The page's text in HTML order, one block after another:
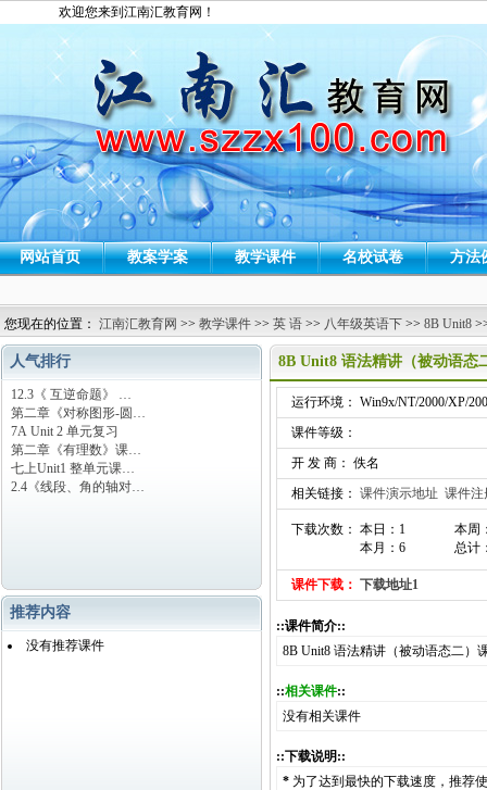
欢迎您来到江南汇教育网！
网站首页 教案学案 教学课件 名校试卷 方法
您现在的位置： 江南汇教育网 >> 教学课件 >> 英 语 >> 八年级英语下 >> 8B Unit8
人气排行
12.3《 互逆命题》 …
第二章《对称图形-圆…
7A Unit 2 单元复习
第二章《有理数》课…
七上Unit1 整单元课…
2.4《线段、角的轴对…
推荐内容
没有推荐课件
8B Unit8 语法精讲（被动语态
运行环境： Win9x/NT/2000/XP/
课件等级：
开 发 商： 佚名
相关链接： 课件演示地址 课件注
下载次数： 本日：1
本月：6
本周
总计
课件下载： 下载地址1
::课件简介::
8B Unit8 语法精讲（被动语态二）
::相关课件::
没有相关课件
::下载说明::
* 为了达到最快的下载速度，推荐